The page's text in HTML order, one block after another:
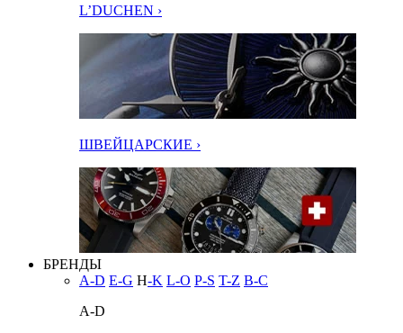
L’DUCHEN ›
ШВЕЙЦАРСКИЕ ›
БРЕНДЫ
A-D E-G H-K L-O P-S T-Z В-С
A-D